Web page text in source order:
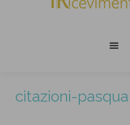
citazioni-pasqua